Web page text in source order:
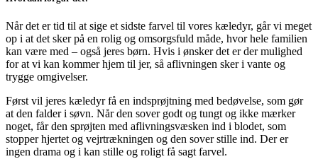
Når det er tid til at sige et sidste farvel til vores kæledyr, går vi meget
op i at det sker på en rolig og omsorgsfuld måde, hvor hele familien
kan være med – også jeres børn. Hvis i ønsker det er der mulighed
for at vi kan kommer hjem til jer, så aflivningen sker i vante og
trygge omgivelser.
Først vil jeres kæledyr få en indsprøjtning med bedøvelse, som gør
at den falder i søvn. Når den sover godt og tungt og ikke mærker
noget, får den sprøjten med aflivningsvæsken ind i blodet, som
stopper hjertet og vejrtrækningen og den sover stille ind. Der er
ingen drama og i kan stille og roligt få sagt farvel.